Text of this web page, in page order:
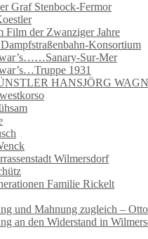
Graf Stenbock-Fermor
Film der Zwanziger Jahre
Konsortium
Sur-Mer
1931
HANSJÖRG
Wilmersdorf
Familie Rickelt
und Mahnung zugleich –
an den Widerstand in